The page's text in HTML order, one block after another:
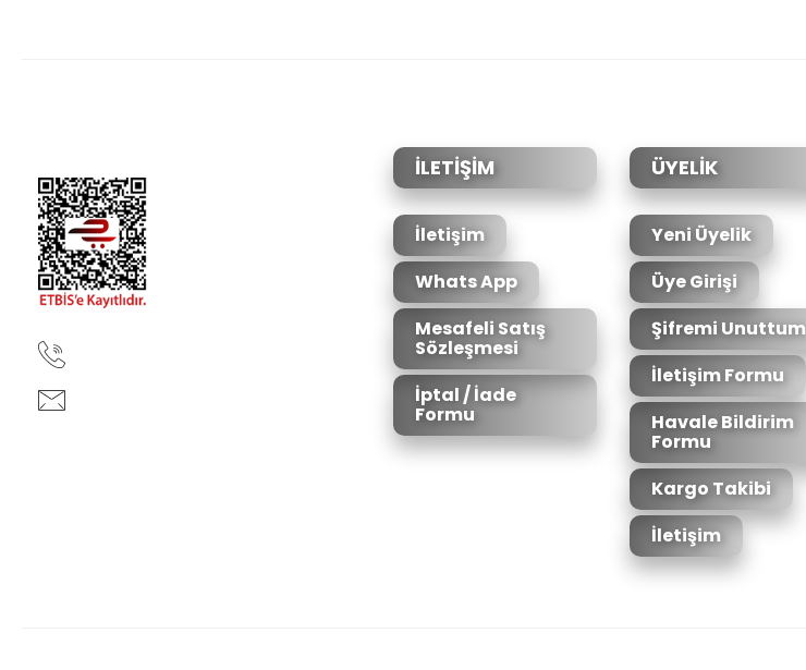
Ürün fiyatı diğer sitelerden daha pahalı.
Bu ürüne benzer farklı alternatifler olmalı.
İLETİŞİM
İletişim
Whats App
Mesafeli Satış
Sözleşmesi
İptal / İade
Formu
ÜYELİK
Yeni Üyelik
Üye Girişi
Şifremi Unuttum
İletişim Formu
Havale Bildirim
Formu
Kargo Takibi
İletişim